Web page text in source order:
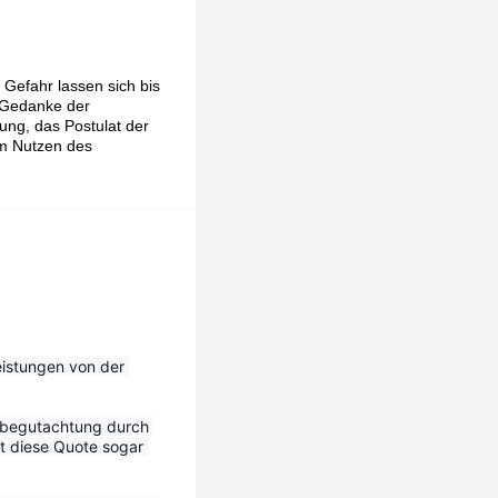
lassen sich bis
der
das Postulat der
Nutzen des
von der
durch
diese Quote sogar